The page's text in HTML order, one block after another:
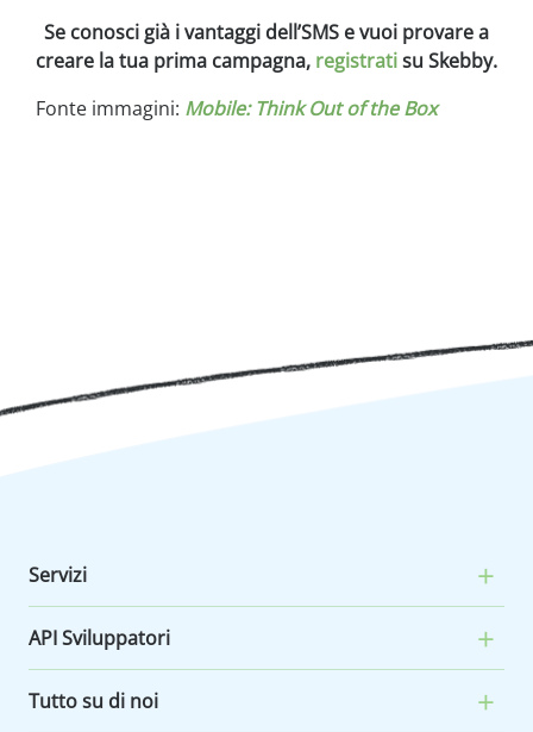
Se conosci già i vantaggi dell’SMS e vuoi provare a
creare la tua prima campagna, registratisu Skebby.
Fonte immagini: Mobile: Think Out of the Box
Servizi
API Sviluppatori
Tutto su di noi